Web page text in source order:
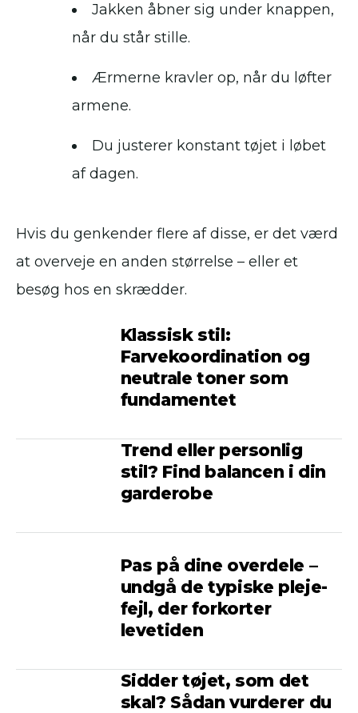
Jakken åbner sig under knappen,
når du står stille.
Ærmerne kravler op, når du løfter
armene.
Du justerer konstant tøjet i løbet
af dagen.
Hvis du genkender flere af disse, er det værd
at overveje en anden størrelse – eller et
besøg hos en skrædder.
Klassisk stil:
Farvekoordination og
neutrale toner som
fundamentet
Trend eller personlig
stil? Find balancen i din
garderobe
Pas på dine overdele –
undgå de typiske pleje­
fejl, der forkorter
levetiden
Sidder tøjet, som det
skal? Sådan vurderer du